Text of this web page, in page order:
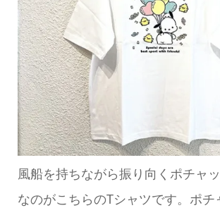
風船を持ちながら振り向くポチャ
なのがこちらのTシャツです。ポチ